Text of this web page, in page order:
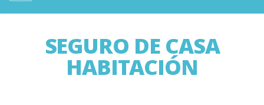
SEGURO DE CASA
HABITACIÓN